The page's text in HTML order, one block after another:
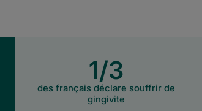
1/3
des français déclare souffrir de
gingivite